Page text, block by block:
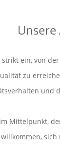
ein, von
zu
Mittelpunkt,